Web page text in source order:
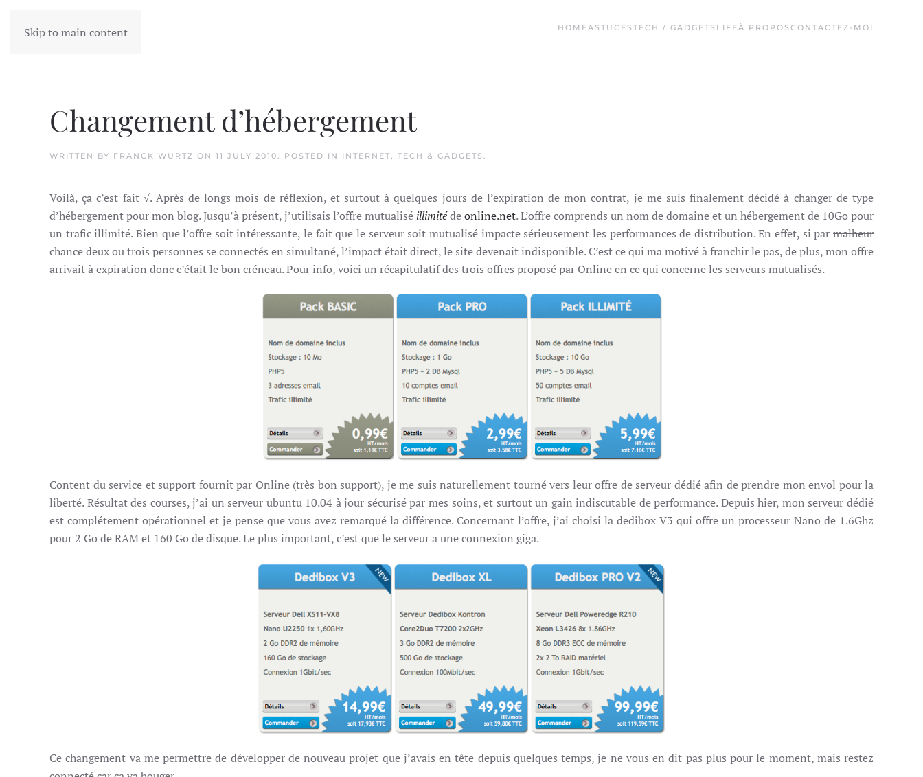
Skip to main content HOMEASTUCES TECH / GADGETS LIFEÀ PROPOS CONTACTEZ-MOI
Changement d’hébergement
WRITTEN BY FRANCK WURTZ ON 11 JULY 2010. POSTED IN INTERNET, TECH & GADGETS .
Voilà, ça c’est fait √. Après de longs mois de réflexion, et surtout à quelques jours de l’expiration de mon contrat, je me suis finalement décidé à changer de type
d’hébergement pour mon blog. Jusqu’à présent, j’utilisais l’offre mutualisé illimitédeonline.net. L’offre comprends un nom de domaine et un hébergement de 10Go pour
un trafic illimité. Bien que l’offre soit intéressante, le fait que le serveur soit mutualisé impacte sérieusement les performances de distribution. En effet, si par malheur
chance deux ou trois personnes se connectés en simultané, l’impact était direct, le site devenait indisponible. C’est ce qui ma motivé à franchir le pas, de plus, mon offre
arrivait à expiration donc c’était le bon créneau. Pour info, voici un récapitulatif des trois offres proposé par Online en ce qui concerne les serveurs mutualisés.
Content du service et support fournit par Online (très bon support), je me suis naturellement tourné vers leur offre de serveur dédié afin de prendre mon envol pour la
liberté. Résultat des courses, j’ai un serveur ubuntu 10.04 à jour sécurisé par mes soins, et surtout un gain indiscutable de performance. Depuis hier, mon serveur dédié
est complétement opérationnel et je pense que vous avez remarqué la différence. Concernant l’offre, j’ai choisi la dedibox V3 qui offre un processeur Nano de 1.6Ghz
pour 2 Go de RAM et 160 Go de disque. Le plus important, c’est que le serveur a une connexion giga.
Ce changement va me permettre de développer de nouveau projet que j’avais en tête depuis quelques temps, je ne vous en dit pas plus pour le moment, mais restez